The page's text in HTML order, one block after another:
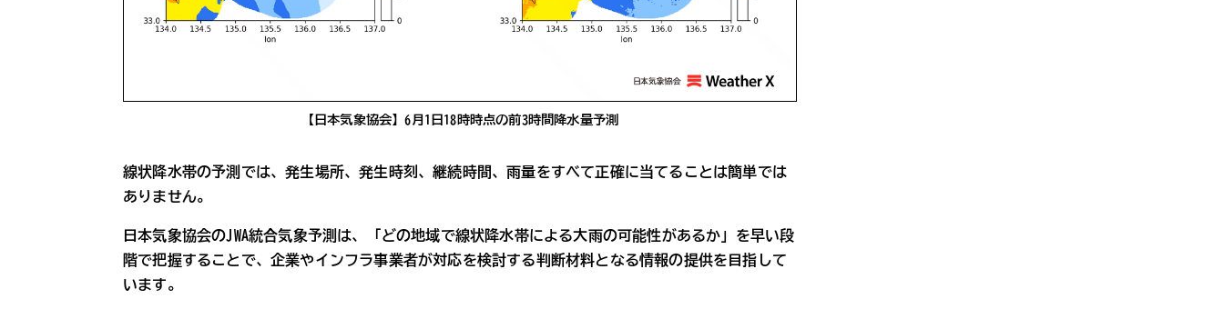
【日本気象協会】6月1日18時時点の前3時間降水量予測
線状降水帯の予測では、発生場所、発生時刻、継続時間、雨量をすべて正確に当てることは簡単では
ありません。
日本気象協会のJWA統合気象予測は、「どの地域で線状降水帯による大雨の可能性があるか」を早い段
階で把握することで、企業やインフラ事業者が対応を検討する判断材料となる情報の提供を目指して
います。